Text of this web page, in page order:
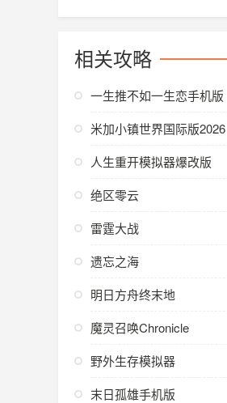
相关攻略
一生推不如一生恋手机版
米加小镇世界国际版2026
人生重开模拟器爆改版
绝区零云
雷霆大战
遗忘之海
明日方舟终末地
魔灵召唤Chronicle
野外生存模拟器
末日孤雄手机版